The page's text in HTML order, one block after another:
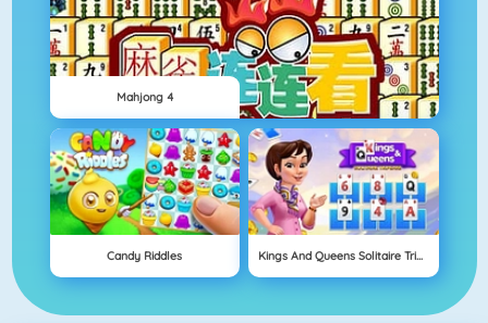
Mahjong 4
Candy Riddles Kings And Queens Solitaire Tripeaks